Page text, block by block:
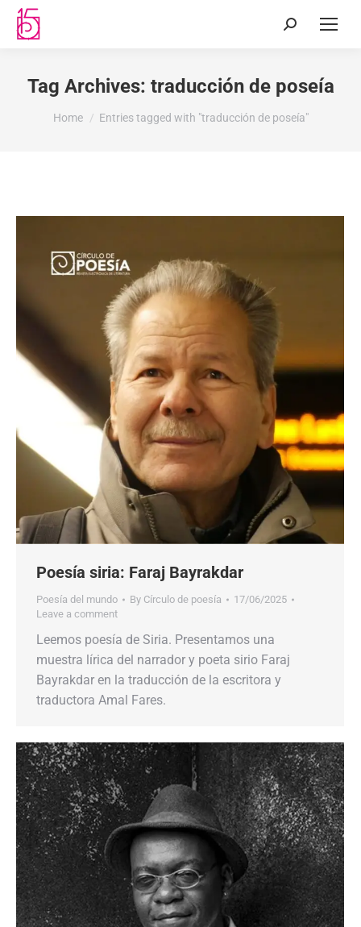
Tag Archives: traducción de poseía
You are here:
Home Entries tagged with "traducción de poseía"
Poesía siria: Faraj Bayrakdar
Poesía del mundo By Círculo de poesía
17/06/2025
Leave a comment
Leemos poesía de Siria. Presentamos una
muestra lírica del narrador y poeta sirio Faraj
Bayrakdar en la traducción de la escritora y
traductora Amal Fares.